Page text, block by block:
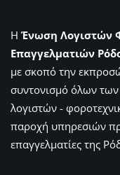
Η Ένωση Λογιστών
Επαγγελματιών
με σκοπό την
συντονισμό όλων
λογιστών -
παροχή υπηρεσιών
επαγγελματίες της